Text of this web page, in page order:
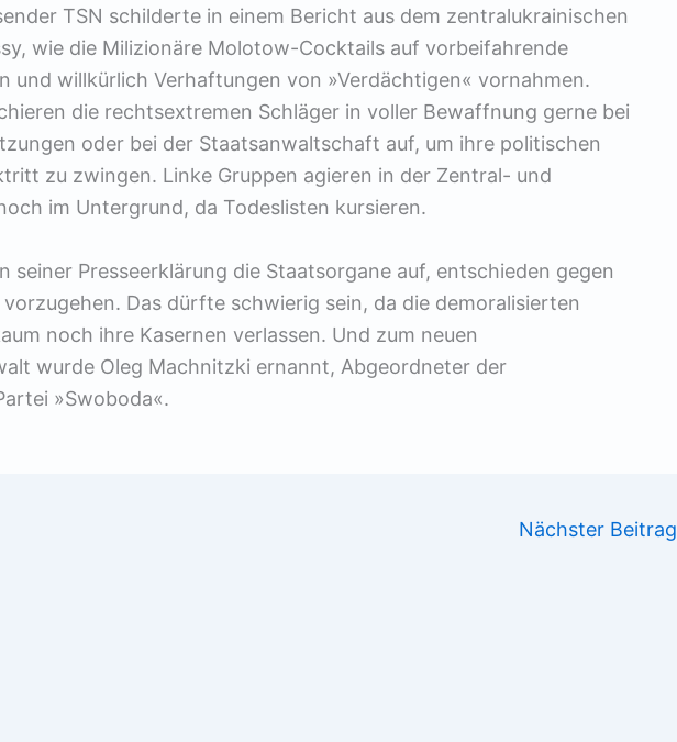
TSN schilderte in einem Bericht aus dem zentralukrainischen
wie die Milizionäre Molotow-Cocktails auf vorbeifahrende
und willkürlich Verhaftungen von »Verdächtigen« vornahmen.
die rechtsextremen Schläger in voller Bewaffnung gerne bei
oder bei der Staatsanwaltschaft auf, um ihre politischen
zu zwingen. Linke Gruppen agieren in der Zentral- und
im Untergrund, da Todeslisten kursieren.
seiner Presseerklärung die Staatsorgane auf, entschieden gegen
Das dürfte schwierig sein, da die demoralisierten
noch ihre Kasernen verlassen. Und zum neuen
wurde Oleg Machnitzki ernannt, Abgeordneter der
»Swoboda«.
Nächster Beitrag